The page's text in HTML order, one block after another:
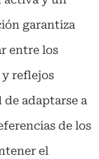
garantiza
entre los
y reflejos
adaptarse a
de los
el